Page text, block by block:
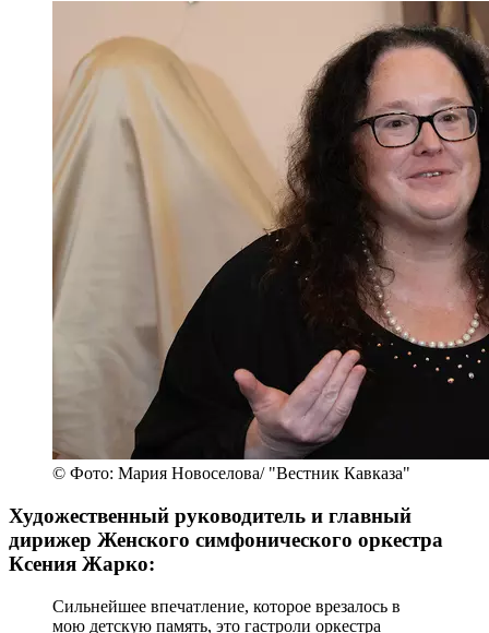
© Фото: Мария Новоселова/ "Вестник Кавказа"
Художественный руководитель и главный
дирижер Женского симфонического оркестра
Ксения Жарко:
Сильнейшее впечатление, которое врезалось в
мою детскую память, это гастроли оркестра